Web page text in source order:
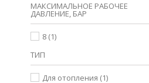
МАКСИМАЛЬНОЕ РАБОЧЕЕ
ДАВЛЕНИЕ, БАР
8 (1)
ТИП
Для отопления (1)